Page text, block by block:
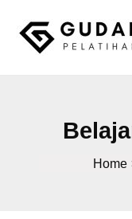
content
Home